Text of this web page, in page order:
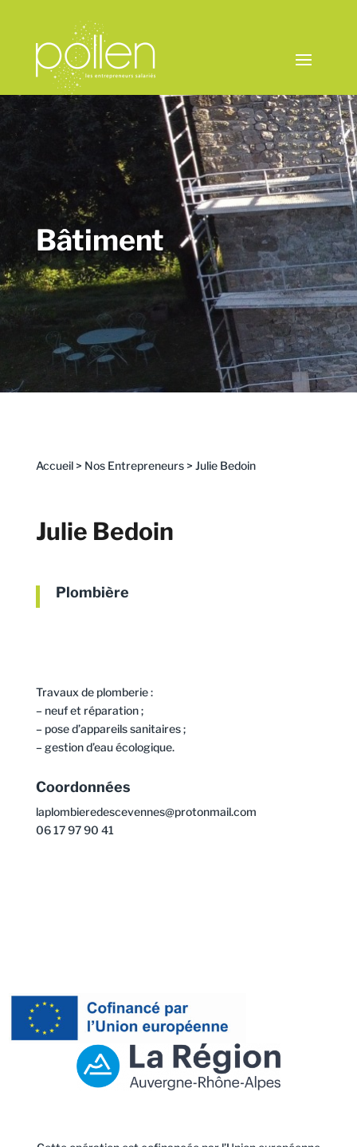
Bâtiment
Accueil> Nos Entrepreneurs> Julie Bedoin
Julie Bedoin
Plombière
Travaux de plomberie :
– neuf et réparation ;
– pose d’appareils sanitaires ;
– gestion d’eau écologique.
Coordonnées
laplombieredescevennes@protonmail.com
06 17 97 90 41